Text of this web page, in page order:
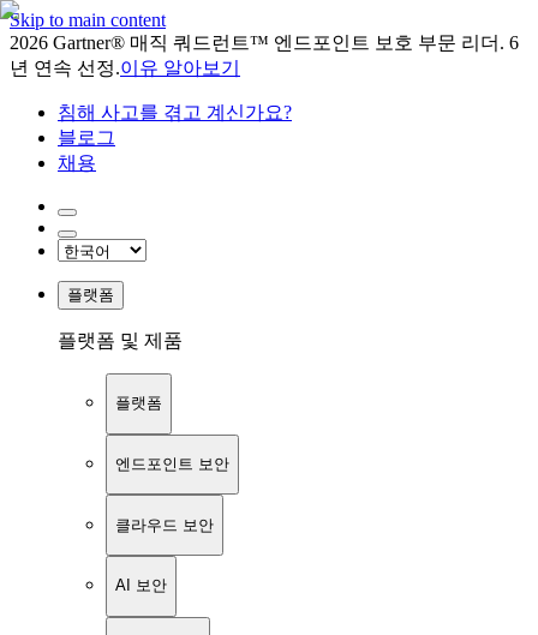
Skip to main content
2026 Gartner® 매직 쿼드런트™ 엔드포인트 보호 부문 리더. 6
년 연속 선정.이유 알아보기
침해 사고를 겪고 계신가요?
블로그
채용
플랫폼
플랫폼 및 제품
플랫폼
엔드포인트 보안
클라우드 보안
AI 보안